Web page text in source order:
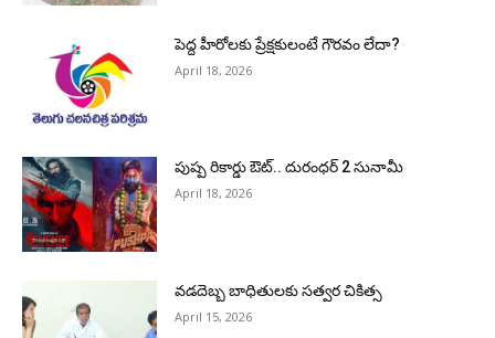
పెద్ద హీరోల‌కు ప్రేక్ష‌కులంటే గౌర‌వం లేదా?
April 18, 2026
పుష్ప రికార్డు ఔట్‌.. దురంధ‌ర్ 2 సునామీ
April 18, 2026
వడదెబ్బ బాధితులకు సత్వర చికిత్స
April 15, 2026